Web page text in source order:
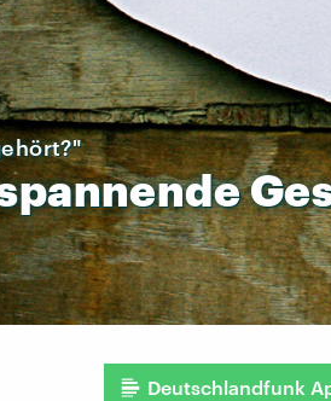
Deutschlandfunk